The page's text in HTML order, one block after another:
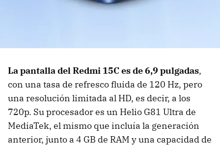
La pantalla del Redmi 15C es de 6,9 pulgadas,
con una tasa de refresco fluida de 120 Hz, pero
una resolución limitada al HD, es decir, a los
720p. Su procesador es un Helio G81 Ultra de
MediaTek, el mismo que incluía la generación
anterior, junto a 4 GB de RAM y una capacidad de